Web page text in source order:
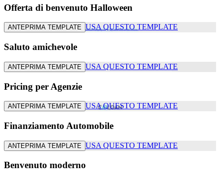
Offerta di benvenuto Halloween
ANTEPRIMA TEMPLATE USA QUESTO TEMPLATE
Saluto amichevole
ANTEPRIMA TEMPLATE USA QUESTO TEMPLATE
Pricing per Agenzie
ANTEPRIMA TEMPLATE USA QUESTO TEMPLATE
Finanziamento Automobile
ANTEPRIMA TEMPLATE USA QUESTO TEMPLATE
Benvenuto moderno